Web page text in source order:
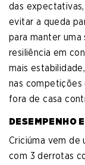
das
evitar a queda
para manter
resiliência em
mais
nas competições
fora de casa
DESEMPENHO
Criciúma vem de
com 3 derrotas